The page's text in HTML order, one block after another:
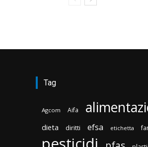
Tag
Agcom Aifa
dieta diritti efsa etichetta